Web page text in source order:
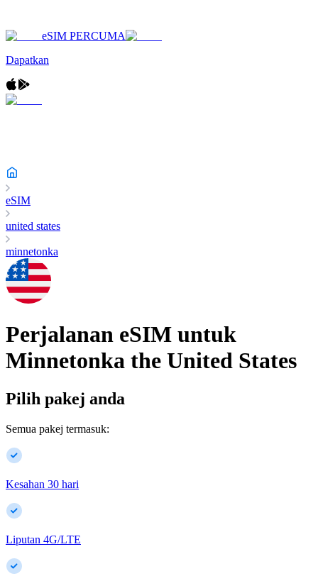
eSIM PERCUMA
Dapatkan
eSIM
united states
minnetonka
Perjalanan eSIM untuk
Minnetonka the United States
Pilih pakej anda
Semua pakej termasuk:
Kesahan 30 hari
Liputan 4G/LTE